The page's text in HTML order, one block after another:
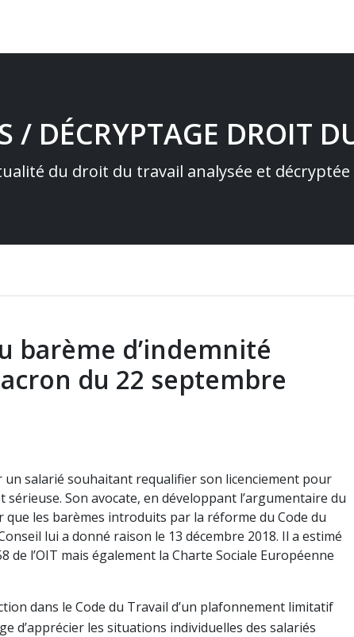
/ DÉCRYPTAGE DROIT
du droit du travail analysée et
barème d’indemnité
du 22 septembre
un salarié souhaitant requalifier son licenciement pour
Son avocate, en développant l’argumentaire du
que les barèmes introduits par la réforme du Code du
lui a donné raison le 13 décembre 2018. Il a estimé
l’OIT mais également la Charte Sociale Européenne
dans le Code du Travail d’un plafonnement limitatif
d’apprécier les situations individuelles des salariés